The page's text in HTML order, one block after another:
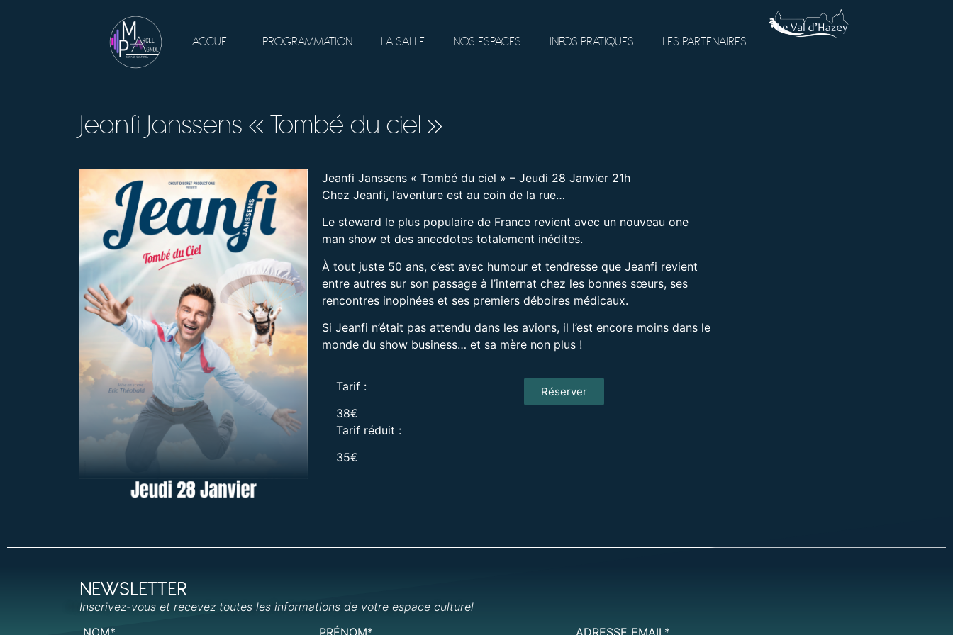
ACCUEIL PROGRAMMATION LA SALLE NOS ESPACES INFOS PRATIQUES LES PARTENAIRES
Jeanfi Janssens « Tombé du ciel »
Jeanfi Janssens « Tombé du ciel » – Jeudi 28 Janvier 21h
Chez Jeanfi, l’aventure est au coin de la rue…
Le steward le plus populaire de France revient avec un nouveau one
man show et des anecdotes totalement inédites.
À tout juste 50 ans, c’est avec humour et tendresse que Jeanfi revient
entre autres sur son passage à l’internat chez les bonnes sœurs, ses
rencontres inopinées et ses premiers déboires médicaux.
Si Jeanfi n’était pas attendu dans les avions, il l’est encore moins dans le
monde du show business… et sa mère non plus !
Tarif :
38€
Tarif réduit :
35€
Réserver
NEWSLETTER
Inscrivez-vous et recevez toutes les informations de votre espace culturel